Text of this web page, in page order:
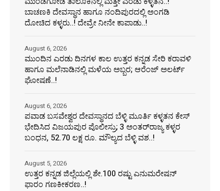
ಬಾಚಣಕಿ ದೇವಸ್ಥಾನ ಹಾಗೂ ನಂದಿಪುರದಲ್ಲಿ ಅಂಗಡಿ
ದೋಚಿದ ಕಳ್ಳರು..! ದೇವ್ರೇ ನೀನೇ ಕಾಪಾಡು..!
ಮುಂದಿನ ಎರಡು ದಿನಗಳ ಕಾಲ ಉತ್ತರ ಕನ್ನಡ ಸೇರಿ ಕರಾವಳಿ
ಹಾಗೂ ಮಲೆನಾಡಿನಲ್ಲಿ ಮಳೆಯ ಅಬ್ಬರ; ಆರೆಂಜ್ ಅಲರ್ಟ್
ಘೋಷಣೆ..!
August 6, 2026
ಪವಾಡ ಬಸವೇಶ್ವರ ದೇವಸ್ಥಾನದ ಬೆಳ್ಳಿ ಮೂರ್ತಿ ಕಳ್ಳತನ ಕೇಸ್
ಭೇದಿಸಿದ ವಿಜಯಪುರ ಪೊಲೀಸ್ರು; 3 ಅಂತರ್‌ರಾಜ್ಯ ಕಳ್ಳರ
ಬಂಧನ, 52.70 ಲಕ್ಷ ರೂ. ಮೌಲ್ಯದ ಬೆಳ್ಳಿ ವಶ..!
August 6, 2026
ಉತ್ತರ ಕನ್ನಡ ಜಿಲ್ಲೆಯಲ್ಲಿ ಶೇ.100 ರಷ್ಟು ಎನುಮರೇಷನ್
ಫಾರಂ ಗಣಕೀಕರಣ..!
August 5, 2026